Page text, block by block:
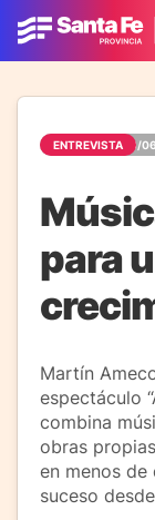
ENTREVISTA 23/
para
Martín
espectáculo
combina
obras
en menos
suceso